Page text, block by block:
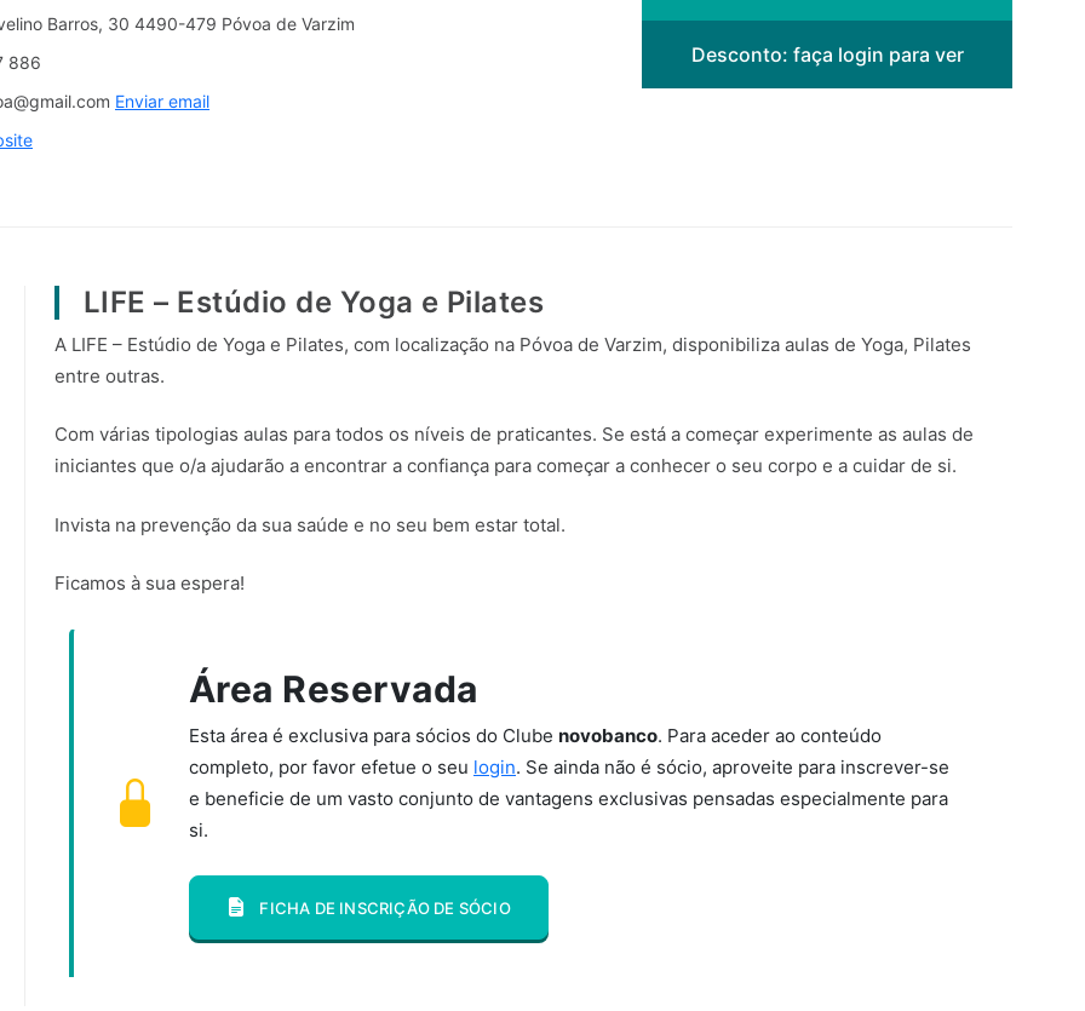
Barros, 30 4490-479 Póvoa de Varzim
886
Enviar email
Desconto: faça login para ver
LIFE – Estúdio de Yoga e Pilates
A LIFE – Estúdio de Yoga e Pilates, com localização na Póvoa de Varzim, disponibiliza aulas de Yoga, Pilates
entre outras.
Com várias tipologias aulas para todos os níveis de praticantes. Se está a começar experimente as aulas de
iniciantes que o/a ajudarão a encontrar a confiança para começar a conhecer o seu corpo e a cuidar de si.
Invista na prevenção da sua saúde e no seu bem estar total.
Ficamos à sua espera!
Área Reservada
Esta área é exclusiva para sócios do Clube novobanco. Para aceder ao conteúdo
completo, por favor efetue o seu login. Se ainda não é sócio, aproveite para inscrever-se
e beneficie de um vasto conjunto de vantagens exclusivas pensadas especialmente para
si.
FICHA DE INSCRIÇÃO DE SÓCIO